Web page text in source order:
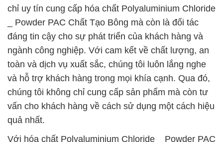
chỉ uy tín cung cấp hóa chất Polyaluminium Chloride
_ Powder PAC Chất Tạo Bông mà còn là đối tác
đáng tin cậy cho sự phát triển của khách hàng và
ngành công nghiệp. Với cam kết về chất lượng, an
toàn và dịch vụ xuất sắc, chúng tôi luôn lắng nghe
và hỗ trợ khách hàng trong mọi khía cạnh. Qua đó,
chúng tôi không chỉ cung cấp sản phẩm mà còn tư
vấn cho khách hàng về cách sử dụng một cách hiệu
quả nhất.
Với hóa chất Polyaluminium Chloride _ Powder PAC